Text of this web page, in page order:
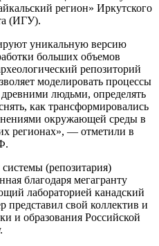
регион» Иркутского
(ИГУ).
уникальную версию
больших объемов
репозиторий
моделировать процессы
людьми, определять
как трансформировались
окружающей среды в
регионах», — отметили в
(репозитария)
благодаря мегагранту
лабораторией канадский
свой коллектив и
и образования Российской